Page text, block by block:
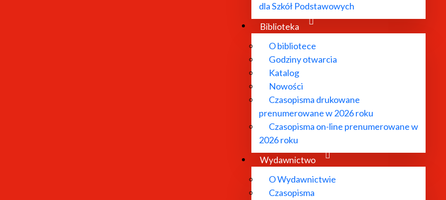
dla Szkół Podstawowych
Biblioteka
O bibliotece
Godziny otwarcia
Katalog
Nowości
Czasopisma drukowane
prenumerowane w 2026 roku
Czasopisma on-line prenumerowane w
2026 roku
Wydawnictwo
O Wydawnictwie
Czasopisma
Projekt jest kontynuacją dwóch serii wydawniczych: "Biblioteki Pisarzy Staropolskich" i "Biblioteki Pisarzy
najważniejszych osiągnięć polskiego dziedzictwa kulturowego. Tym razem celem projektu jest wydanie dwunastu
powstałych między końcem XVI a początkiem XIX wieku (aż do schyłku późnego oświecenia).
Tomasz Nargielewicz, Różne historyje z różnych wiarygodnych awtorów wybrane… (z rękopisu: ok. 1700)
Franciszek Dionizy Kniaźnin, Liryki z Rękopisu Puławskiego (z rękopisu: przed 1796)